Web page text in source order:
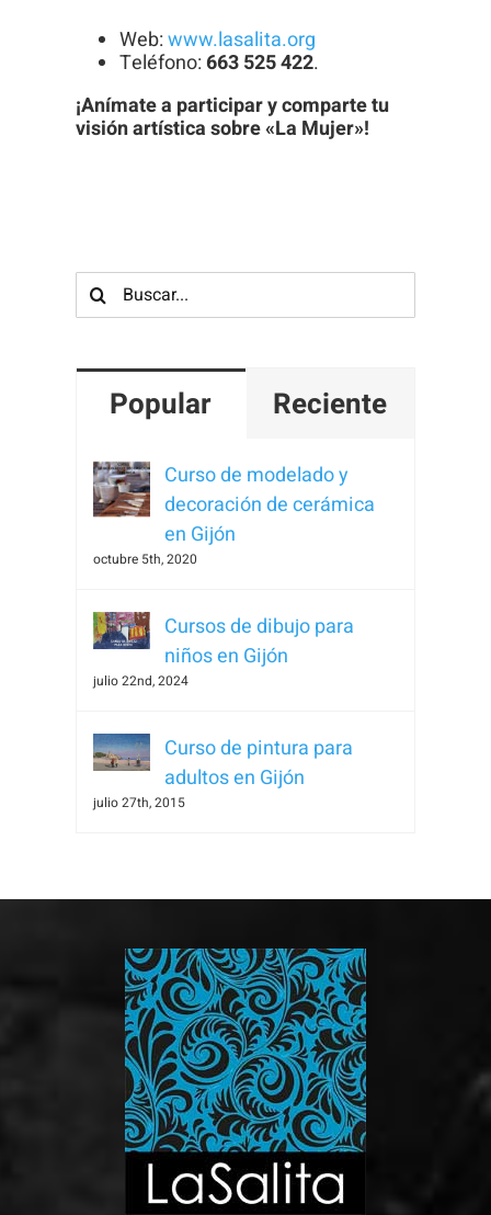
Web:www.lasalita.org
Teléfono: 663 525 422.
¡Anímate a participar y comparte tu
visión artística sobre «La Mujer»!
Buscar:
Popular Reciente
Curso de modelado y
decoración de cerámica
en Gijón
octubre 5th, 2020
Cursos de dibujo para
niños en Gijón
julio 22nd, 2024
Curso de pintura para
adultos en Gijón
julio 27th, 2015